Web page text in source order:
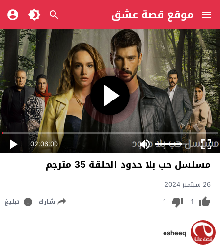
موقع قصة عشق
02:06:00
مسلسل حب بلا حدود الحلقة 35 مترجم
26 سبتمبر 2024
1
1 شارك تبليغ
esheeq